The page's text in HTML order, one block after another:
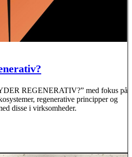
REGENERATIV?” med fokus på
regenerative principper og
disse i virksomheder.